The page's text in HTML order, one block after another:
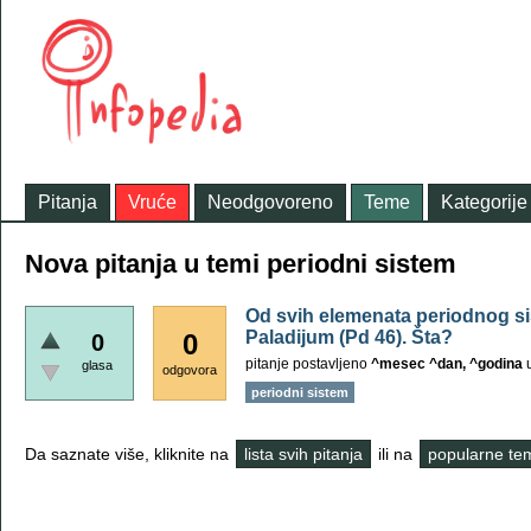
Pitanja Vruće Neodgovoreno Teme Kategorije
Nova pitanja u temi periodni sistem
0
glasa
0
odgovora
Od svih elemenata periodnog
Paladijum (Pd 46). Šta?
pitanje postavljeno ^mesec ^dan, ^godina
periodni sistem
Da saznate više, kliknite na lista svih pitanja ili na popularne